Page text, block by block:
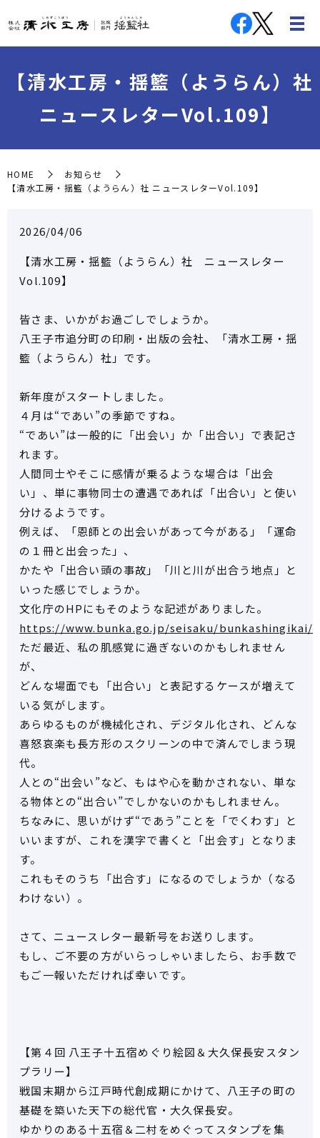
【清水工房・揺籃（ようらん）社
ニュースレターVol.109】
HOME
お知らせ
【清水工房・揺籃（ようらん）社 ニュースレターVol.109】
2026/04/06
【清水工房・揺籃（ようらん）社 ニュースレター
Vol.109】
皆さま、いかがお過ごしでしょうか。
八王子市追分町の印刷・出版の会社、「清水工房・揺
籃（ようらん）社」です。
新年度がスタートしました。
４月は“であい”の季節ですね。
“であい”は一般的に「出会い」か「出合い」で表記さ
れます。
人間同士やそこに感情が乗るような場合は「出会
い」、単に事物同士の遭遇であれば「出合い」と使い
分けるようです。
例えば、「恩師との出会いがあって今がある」「運命
の１冊と出会った」、
かたや「出合い頭の事故」「川と川が出合う地点」と
いった感じでしょうか。
文化庁のHPにもそのような記述がありました。
https://www.bunka.go.jp/seisaku/
ただ最近、私の肌感覚に過ぎないのかもしれません
が、
どんな場面でも「出合い」と表記するケースが増えて
いる気がします。
あらゆるものが機械化され、デジタル化され、どんな
喜怒哀楽も長方形のスクリーンの中で済んでしまう現
代。
人との“出会い”など、もはや心を動かされない、単な
る物体との“出合い”でしかないのかもしれません。
ちなみに、思いがけず“であう”ことを「でくわす」と
いいますが、これを漢字で書くと「出会す」となりま
す。
これもそのうち「出合す」になるのでしょうか（なる
わけない）。
さて、ニュースレター最新号をお送りします。
もし、ご不要の方がいらっしゃいましたら、お手数で
もご一報いただければ幸いです。
【第４回 八王子十五宿めぐり絵図＆大久保長安スタン
プラリー】
戦国末期から江戸時代創成期にかけて、八王子の町の
基礎を築いた天下の総代官・大久保長安。
ゆかりのある十五宿＆二村をめぐってスタンプを集